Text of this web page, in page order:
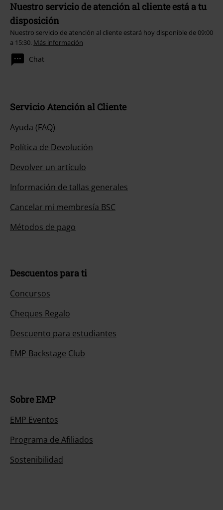
Nuestro servicio de atención al cliente está a tu
disposición
Nuestro servicio de atención al cliente estará hoy disponible de 09:00
a 15:30. Más información
Chat
Servicio Atención al Cliente
Ayuda (FAQ)
Política de Devolución
Devolver un artículo
Información de tallas generales
Cancelar mi membresía BSC
Métodos de pago
Descuentos para ti
Concursos
Cheques Regalo
Descuento para estudiantes
EMP Backstage Club
Sobre EMP
EMP Eventos
Programa de Afiliados
Sostenibilidad